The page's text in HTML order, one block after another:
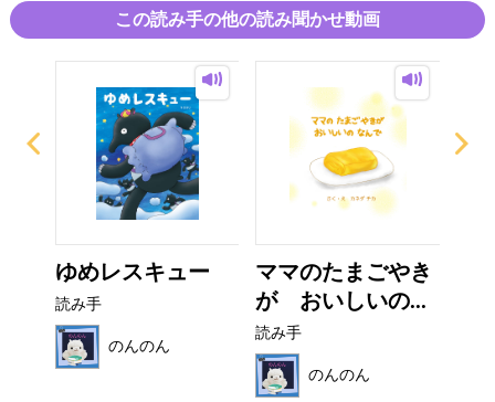
この読み手の他の読み聞かせ動画
ゆめレスキュー
読み手
のんのん
ママのたまごやき
が おいしいの...
読み手
のんのん